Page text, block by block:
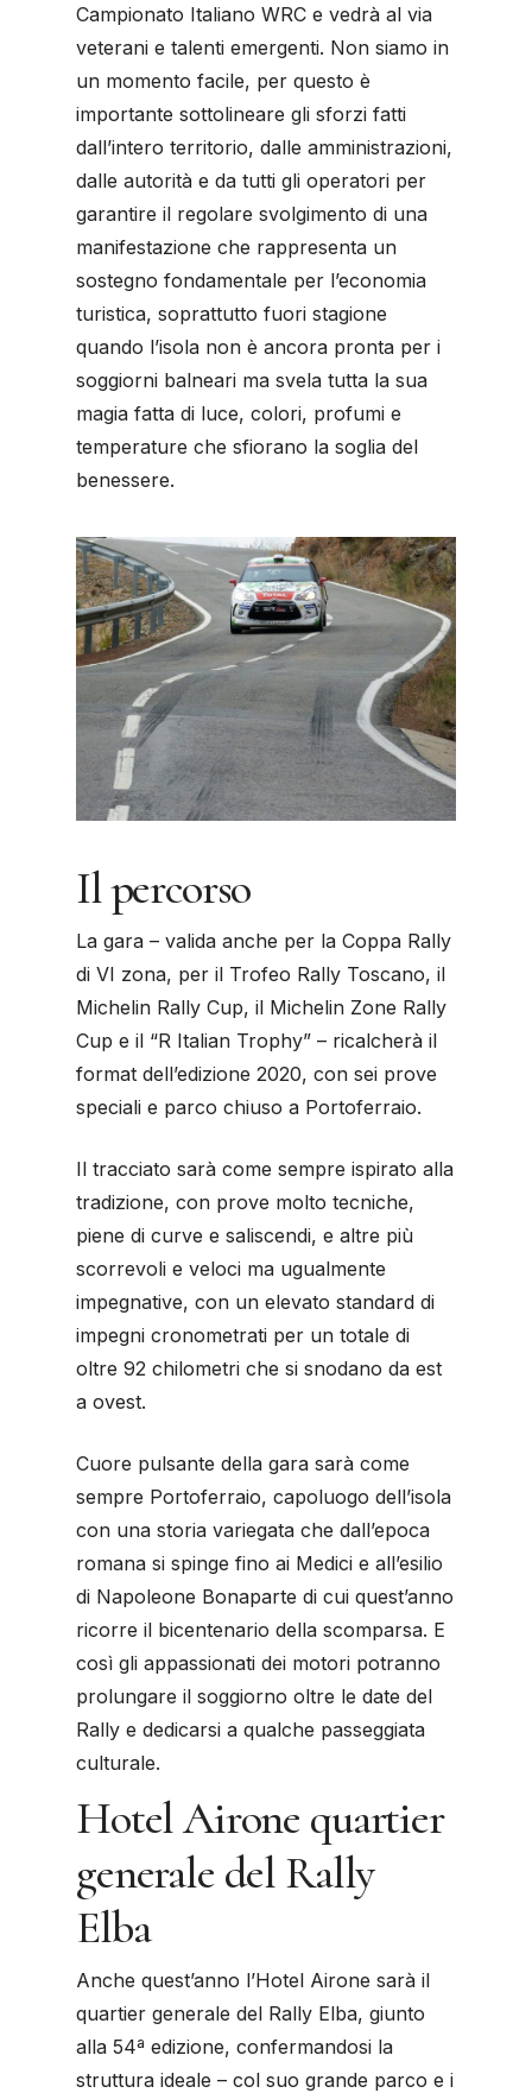
Campionato Italiano WRC e vedrà al via
veterani e talenti emergenti. Non siamo in
un momento facile, per questo è
importante sottolineare gli sforzi fatti
dall’intero territorio, dalle amministrazioni,
dalle autorità e da tutti gli operatori per
garantire il regolare svolgimento di una
manifestazione che rappresenta un
sostegno fondamentale per l’economia
turistica, soprattutto fuori stagione
quando l’isola non è ancora pronta per i
soggiorni balneari ma svela tutta la sua
magia fatta di luce, colori, profumi e
temperature che sfiorano la soglia del
benessere.
Il percorso
La gara – valida anche per la Coppa Rally
di VI zona, per il Trofeo Rally Toscano, il
Michelin Rally Cup, il Michelin Zone Rally
Cup e il “R Italian Trophy” – ricalcherà il
format dell’edizione 2020, con sei prove
speciali e parco chiuso a Portoferraio.
Il tracciato sarà come sempre ispirato alla
tradizione, con prove molto tecniche,
piene di curve e saliscendi, e altre più
scorrevoli e veloci ma ugualmente
impegnative, con un elevato standard di
impegni cronometrati per un totale di
oltre 92 chilometri che si snodano da est
a ovest.
Cuore pulsante della gara sarà come
sempre Portoferraio, capoluogo dell’isola
con una storia variegata che dall’epoca
romana si spinge fino ai Medici e all’esilio
di Napoleone Bonaparte di cui quest’anno
ricorre il bicentenario della scomparsa. E
così gli appassionati dei motori potranno
prolungare il soggiorno oltre le date del
Rally e dedicarsi a qualche passeggiata
culturale.
Hotel Airone quartier
generale del Rally
Elba
Anche quest’anno l’Hotel Airone sarà il
quartier generale del Rally Elba, giunto
alla 54ª edizione, confermandosi la
struttura ideale – col suo grande parco e i